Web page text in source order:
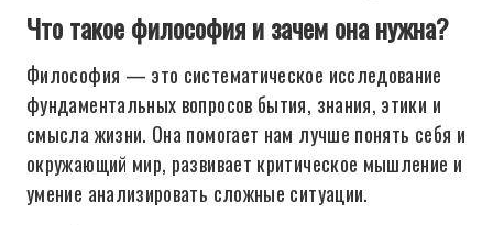
Что такое философия и зачем она нужна?
Философия — это систематическое исследование
фундаментальных вопросов бытия, знания, этики и
смысла жизни. Она помогает нам лучше понять себя и
окружающий мир, развивает критическое мышление и
умение анализировать сложные ситуации.